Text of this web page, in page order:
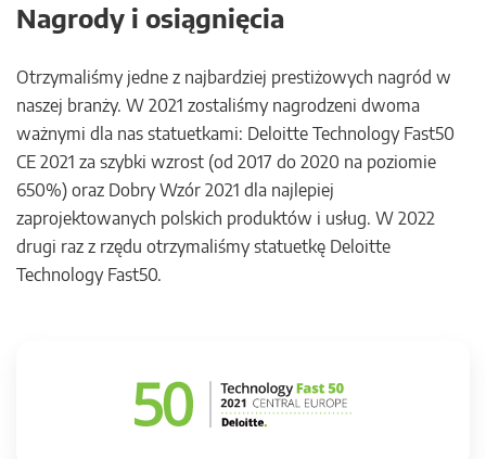
Nagrody i osiągnięcia
Otrzymaliśmy jedne z najbardziej prestiżowych nagród w
naszej branży. W 2021 zostaliśmy nagrodzeni dwoma
ważnymi dla nas statuetkami: Deloitte Technology Fast50
CE 2021 za szybki wzrost (od 2017 do 2020 na poziomie
650%) oraz Dobry Wzór 2021 dla najlepiej
zaprojektowanych polskich produktów i usług. W 2022
drugi raz z rzędu otrzymaliśmy statuetkę Deloitte
Technology Fast50.